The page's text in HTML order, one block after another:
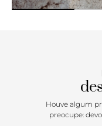
Houve algum
preocupe: